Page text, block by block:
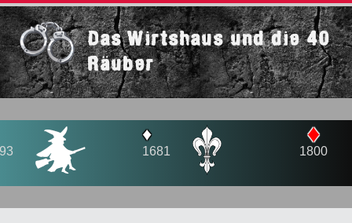
Das Wirtshaus und die 40
Räuber
1681
♦
1810